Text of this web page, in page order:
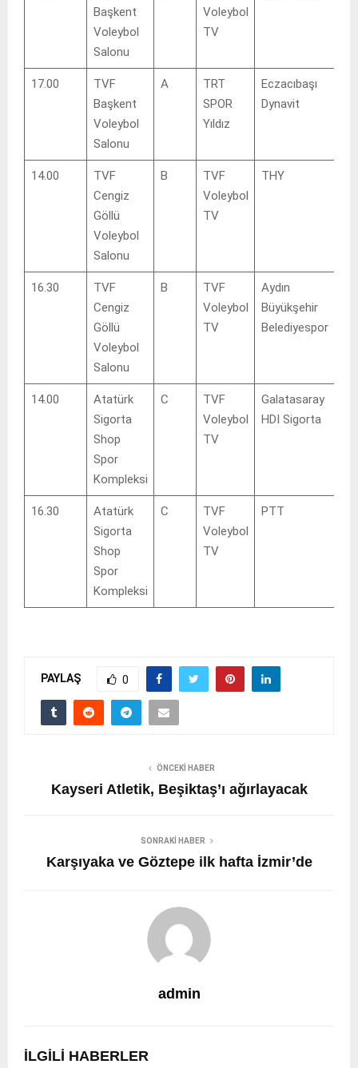
Başkent
Voleybol
Salonu
Voleybol
TV
17.00
TVF
Başkent
Voleybol
Salonu
A
TRT
SPOR
Yıldız
Eczacıbaşı
Dynavit
14.00
TVF
Cengiz
Göllü
Voleybol
Salonu
B
TVF
Voleybol
TV
THY
16.30
TVF
Cengiz
Göllü
Voleybol
Salonu
B
TVF
Voleybol
TV
Aydın
Büyükşehir
Belediyespor
14.00
Atatürk
Sigorta
Shop
Spor
Kompleksi
C
TVF
Voleybol
TV
Galatasaray
HDI Sigorta
16.30
Atatürk
Sigorta
Shop
Spor
Kompleksi
C
TVF
Voleybol
TV
PTT
PAYLAŞ 0
ÖNCEKI HABER
Kayseri Atletik, Beşiktaş’ı ağırlayacak
SONRAKI HABER
Karşıyaka ve Göztepe ilk hafta İzmir’de
admin
İLGILI HABERLER